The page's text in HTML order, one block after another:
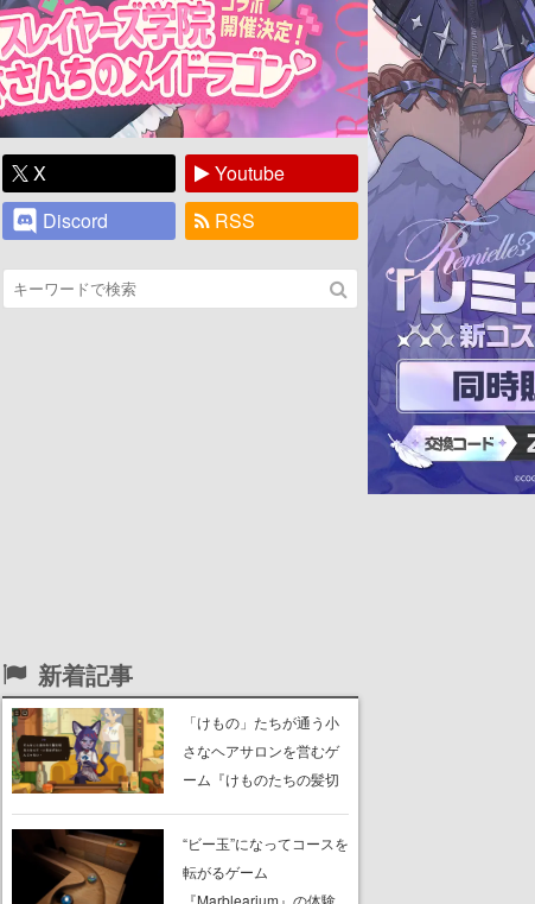
X
Youtube
Discord
RSS
新着記事
「けもの」たちが通う小
さなヘアサロンを営むゲ
ーム『けものたちの髪切
始。悩みを持ったお客様
と会話を交わし“本当に望
んでる髪型”を見つけ出す
“ビー玉”になってコースを
転がるゲーム
『Marblearium』の体験